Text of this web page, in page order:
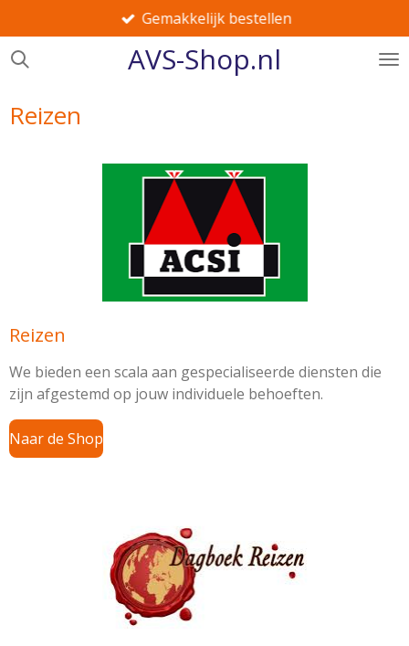
direct
naar
hoofdinhoud
AVS-Shop.nl
Gemakkelijk bestellen
Reizen
Reizen
We bieden een scala aan gespecialiseerde diensten die
zijn afgestemd op jouw individuele behoeften.
Naar de Shop